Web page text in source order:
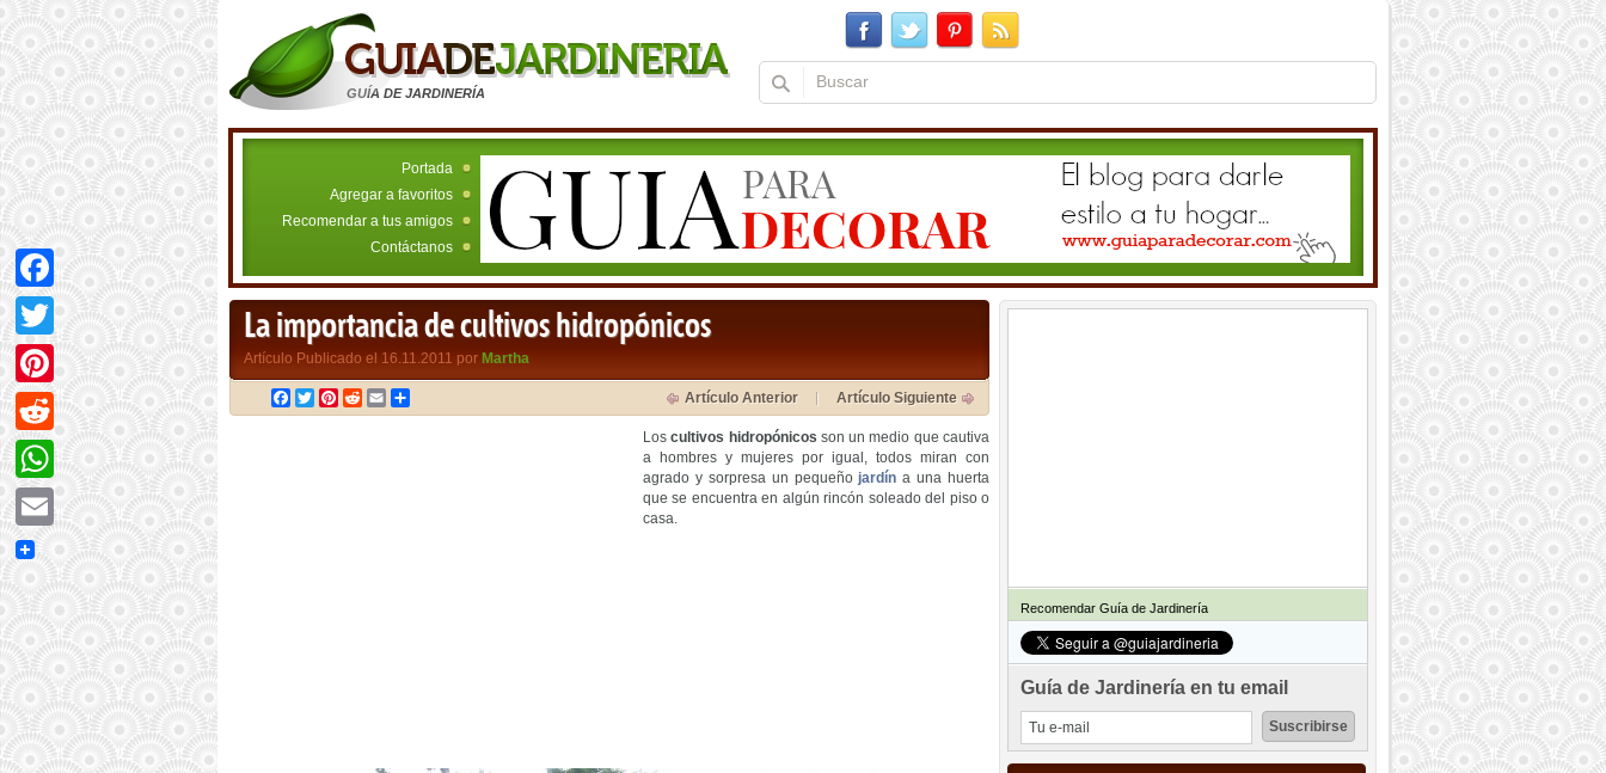
GUÍA DE JARDINERÍA
Portada
Agregar a favoritos
Recomendar a tus amigos
Contáctanos
La importancia de cultivos hidropónicos
Artículo Publicado el 16.11.2011 por Martha
Facebook
TwitterPinterest
RedditEmail Artículo Anterior Artículo Siguiente
Loscultivos hidropónicos son un medio que cautiva
a hombres y mujeres por igual, todos miran con
agrado y sorpresa un pequeño jardín a una huerta
que se encuentra en algún rincón soleado del piso o
casa.
Recomendar Guía de Jardinería
Guía de Jardinería en tu email
Facebook
Twitter
Pinterest
Reddit
WhatsApp
Email